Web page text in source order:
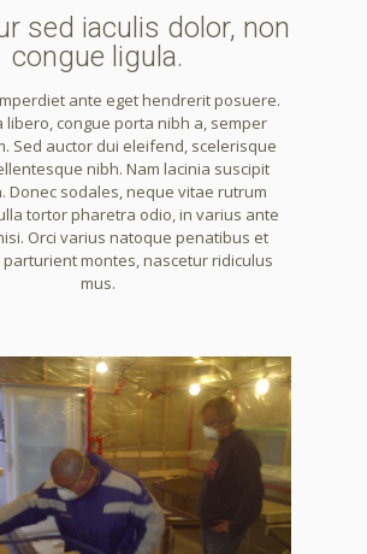
sed iaculis dolor, non
congue ligula.
ante eget hendrerit posuere.
libero, congue porta nibh a, semper
Sed auctor dui eleifend, scelerisque
nibh. Nam lacinia suscipit
Donec sodales, neque vitae rutrum
tortor pharetra odio, in varius ante
Orci varius natoque penatibus et
parturient montes, nascetur ridiculus
mus.